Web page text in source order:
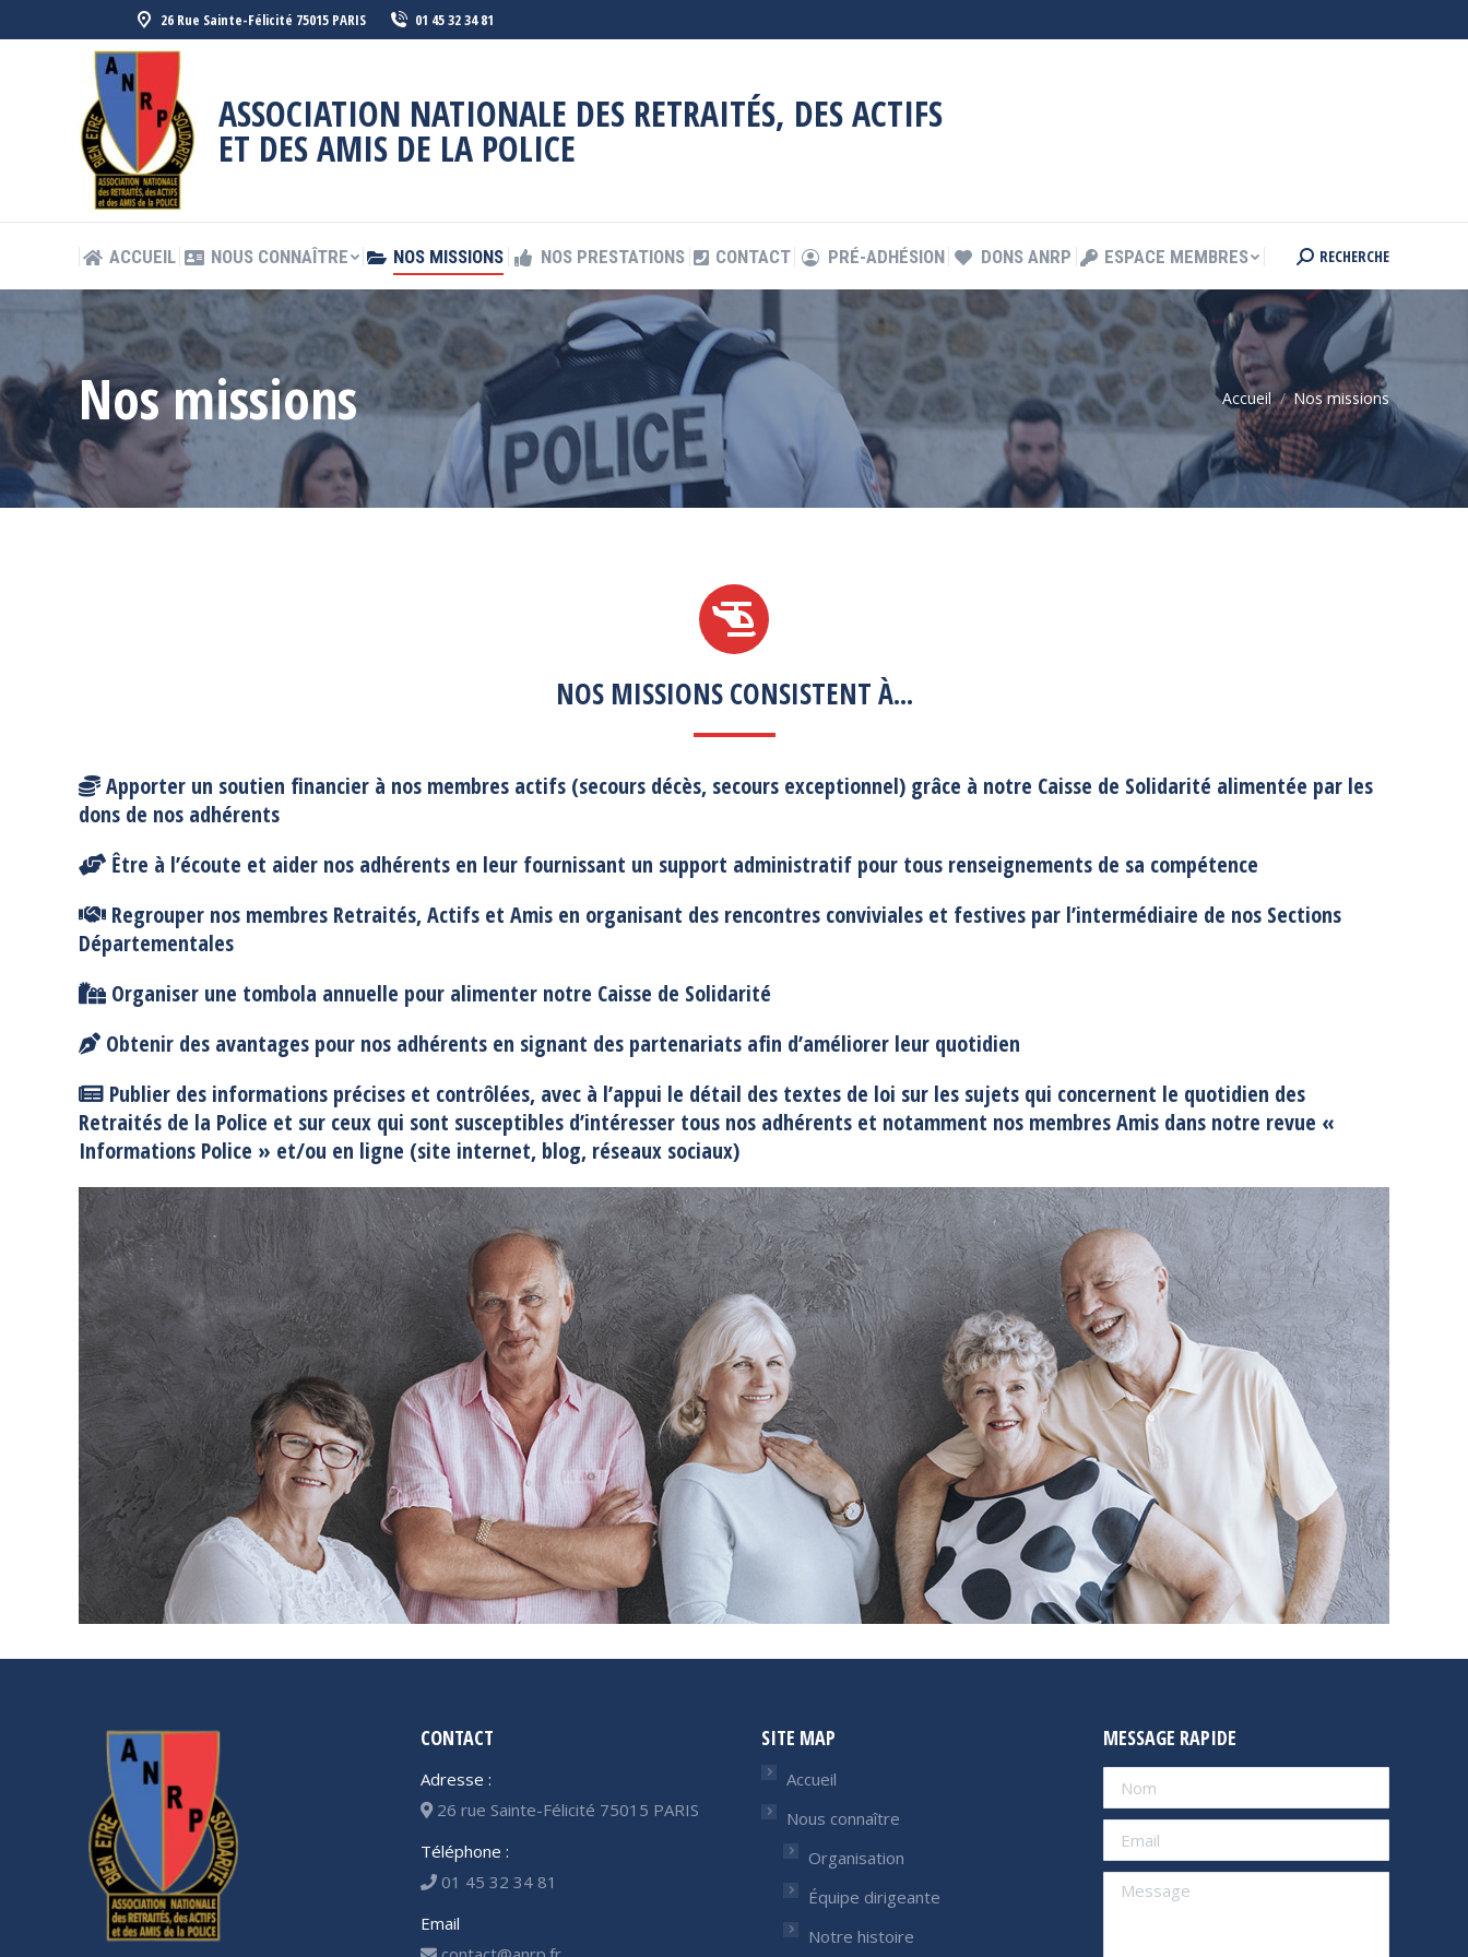
26 Rue Sainte-Félicité 75015 PARIS 01 45 32 34 81
ASSOCIATION NATIONALE DES RETRAITÉS, DES ACTIFS
ET DES AMIS DE LA POLICE
ACCUEIL NOUS CONNAÎTRE NOS MISSIONS NOS PRESTATIONS CONTACT PRÉ-ADHÉSION DONS ANRP ESPACE MEMBRES Search:
RECHERCHE
Nos missions
Vous êtes ici : Accueil Nos missions
NOS MISSIONS CONSISTENT À...
Apporter un soutien financier à nos membres actifs (secours décès, secours exceptionnel) grâce à notre Caisse de Solidarité alimentée par les
dons de nos adhérents
Être à l’écoute et aider nos adhérents en leur fournissant un support administratif pour tous renseignements de sa compétence
Regrouper nos membres Retraités, Actifs et Amis en organisant des rencontres conviviales et festives par l’intermédiaire de nos Sections
Départementales
Organiser une tombola annuelle pour alimenter notre Caisse de Solidarité
Obtenir des avantages pour nos adhérents en signant des partenariats afin d’améliorer leur quotidien
Publier des informations précises et contrôlées, avec à l’appui le détail des textes de loi sur les sujets qui concernent le quotidien des
Retraités de la Police et sur ceux qui sont susceptibles d’intéresser tous nos adhérents et notamment nos membres Amis dans notre revue «
Informations Police » et/ou en ligne (site internet, blog, réseaux sociaux)
CONTACT
Adresse :
26 rue Sainte-Félicité 75015 PARIS
Téléphone :
01 45 32 34 81
Email
SITE MAP
Accueil
Nous connaître
Organisation
Équipe dirigeante
Notre histoire
MESSAGE RAPIDE
ACCUEIL NOUS CONNAÎTRE NOS MISSIONS NOS PRESTATIONS CONTACT PRÉ-ADHÉSION DONS ANRP ESPACE MEMBRES Search: